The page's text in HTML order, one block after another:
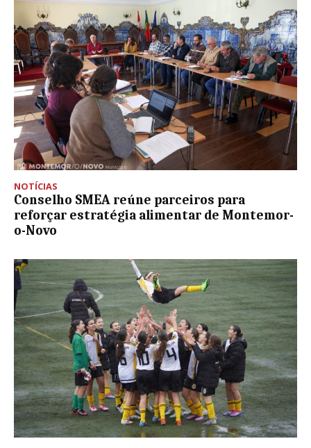
NOTÍCIAS
Conselho SMEA reúne parceiros para
reforçar estratégia alimentar de Montemor-
o-Novo